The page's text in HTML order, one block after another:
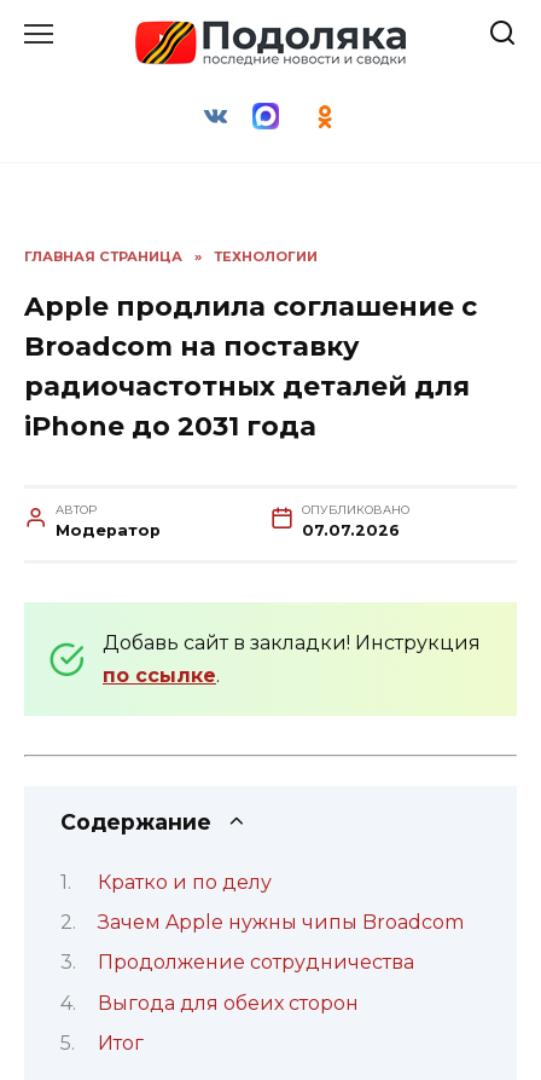
ГЛАВНАЯ СТРАНИЦА » ТЕХНОЛОГИИ
Apple продлила соглашение с
Broadcom на поставку
радиочастотных деталей для
iPhone до 2031 года
АВТОР
Модератор
ОПУБЛИКОВАНО
07.07.2026
Добавь сайт в закладки! Инструкция
по ссылке.
Содержание
Кратко и по делу
Зачем Apple нужны чипы Broadcom
Продолжение сотрудничества
Выгода для обеих сторон
Итог